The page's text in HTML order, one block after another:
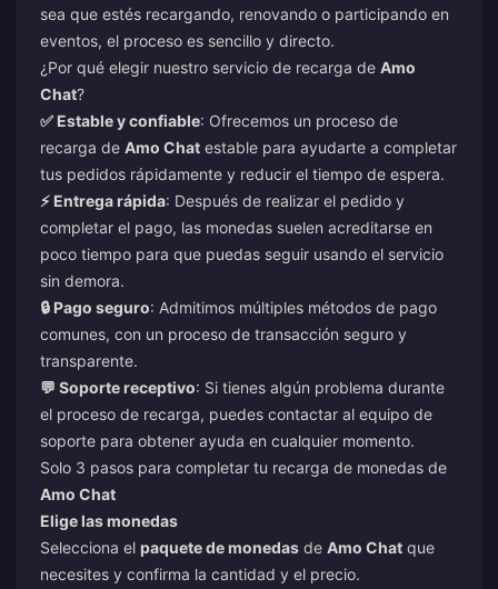
sea que estés recargando, renovando o participando en
eventos, el proceso es sencillo y directo.
¿Por qué elegir nuestro servicio de recarga de Amo
Chat?
✅ Estable y confiable: Ofrecemos un proceso de
recarga de Amo Chat estable para ayudarte a completar
tus pedidos rápidamente y reducir el tiempo de espera.
⚡ Entrega rápida: Después de realizar el pedido y
completar el pago, las monedas suelen acreditarse en
poco tiempo para que puedas seguir usando el servicio
sin demora.
🔒 Pago seguro: Admitimos múltiples métodos de pago
comunes, con un proceso de transacción seguro y
transparente.
💬 Soporte receptivo: Si tienes algún problema durante
el proceso de recarga, puedes contactar al equipo de
soporte para obtener ayuda en cualquier momento.
Solo 3 pasos para completar tu recarga de monedas de
Amo Chat
Elige las monedas
Selecciona el paquete de monedas de Amo Chat que
necesites y confirma la cantidad y el precio.